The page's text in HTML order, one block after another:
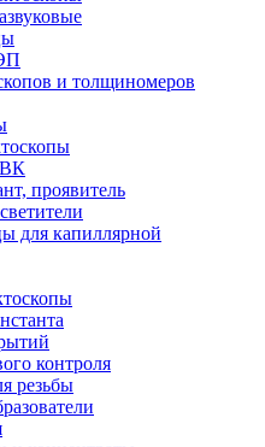
и толщиномеров
проявитель
для капиллярной
контроля
резьбы